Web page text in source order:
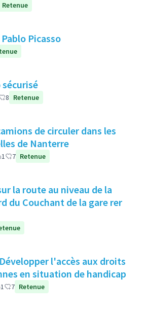
Retenue
Jardin partagé Pablo Picasso
8 Retenue
de circuler dans les
de Nanterre
1 7 Retenue
la route au niveau de la
du Couchant de la gare rer
l'accès aux droits
en situation de handicap
1 7 Retenue